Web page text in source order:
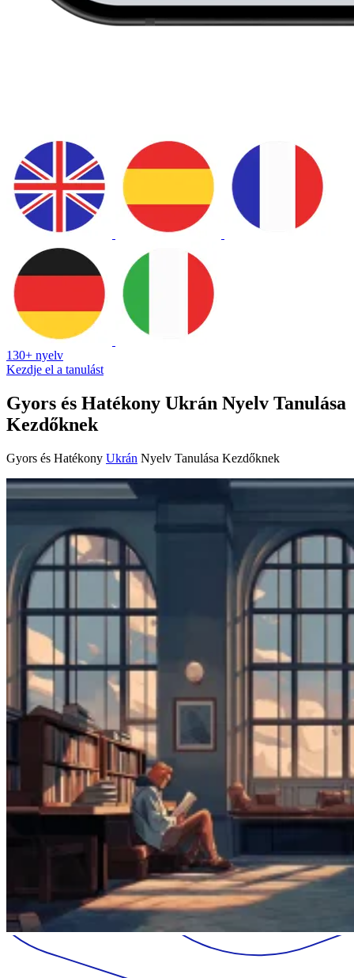
130+ nyelv
Kezdje el a tanulást
Gyors és Hatékony Ukrán Nyelv Tanulása
Kezdőknek
Gyors és Hatékony Ukrán Nyelv Tanulása Kezdőknek